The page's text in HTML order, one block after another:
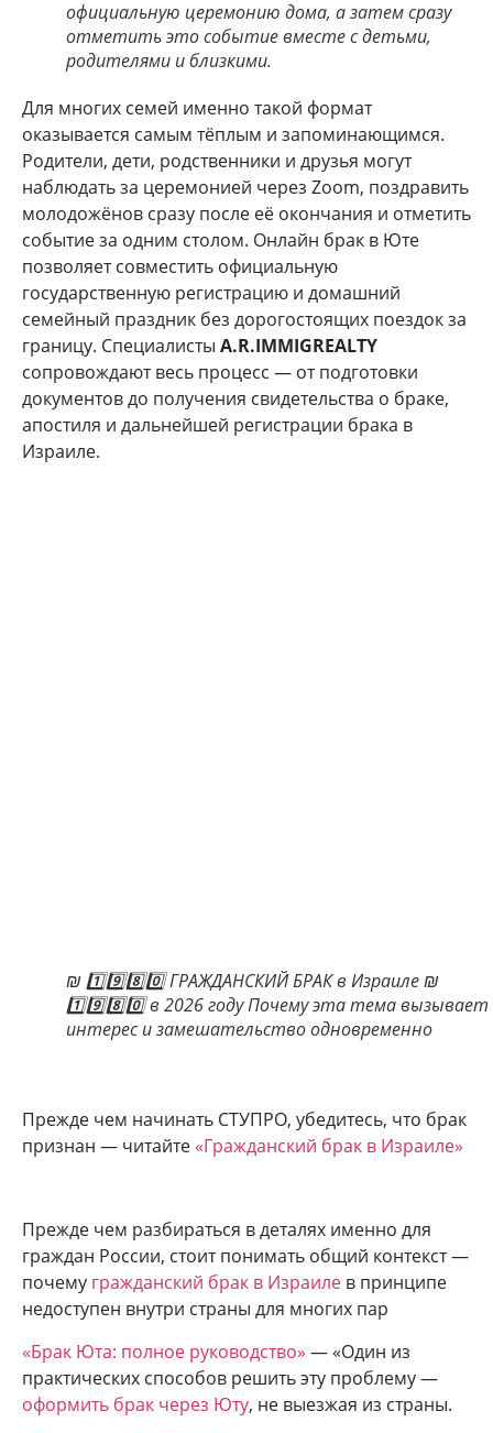
официальную церемонию дома, а затем сразу
отметить это событие вместе с детьми,
родителями и близкими.
Для многих семей именно такой формат
оказывается самым тёплым и запоминающимся.
Родители, дети, родственники и друзья могут
наблюдать за церемонией через Zoom, поздравить
молодожёнов сразу после её окончания и отметить
событие за одним столом. Онлайн брак в Юте
позволяет совместить официальную
государственную регистрацию и домашний
семейный праздник без дорогостоящих поездок за
границу. Специалисты A.R.IMMIGREALTY
сопровождают весь процесс — от подготовки
документов до получения свидетельства о браке,
апостиля и дальнейшей регистрации брака в
Израиле.
₪ 1️⃣9️⃣8️⃣0️⃣ ГРАЖДАНСКИЙ БРАК в Израиле ₪
1️⃣9️⃣8️⃣0️⃣ в 2026 году Почему эта тема вызывает
интерес и замешательство одновременно
Прежде чем начинать СТУПРО, убедитесь, что брак
признан — читайте «Гражданский брак в Израиле»
Прежде чем разбираться в деталях именно для
граждан России, стоит понимать общий контекст —
почему гражданский брак в Израиле в принципе
недоступен внутри страны для многих пар
«Брак Юта: полное руководство» — «Один из
практических способов решить эту проблему —
оформить брак через Юту, не выезжая из страны.